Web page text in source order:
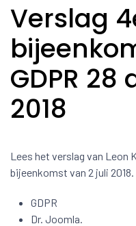
Verslag
GDPR
2018
Lees het verslag van Leon
bijeenkomst van 2 juli
GDPR
Dr. Joomla.